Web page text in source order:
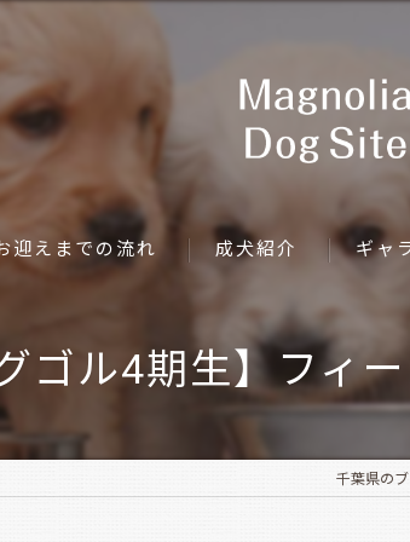
迎えまでの流れ 成犬紹介 ギャ
グゴル4期生】フ
千葉県の